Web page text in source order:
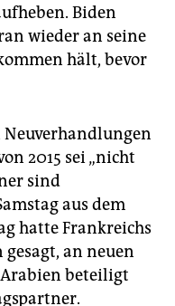
Biden
wieder an seine
hält, bevor
2015 sei „nicht
sind
aus dem
hatte Frankreichs
an neuen
Arabien beteiligt